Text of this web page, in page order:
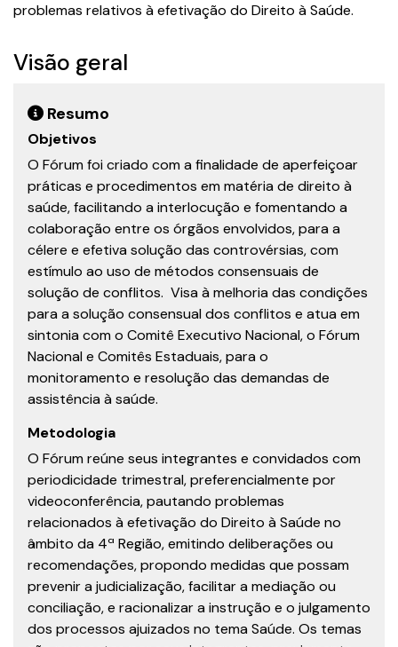
problemas relativos à efetivação do Direito à Saúde.
Visão geral
Resumo
Objetivos
O Fórum foi criado com a finalidade de aperfeiçoar
práticas e procedimentos em matéria de direito à
saúde, facilitando a interlocução e fomentando a
colaboração entre os órgãos envolvidos, para a
célere e efetiva solução das controvérsias, com
estímulo ao uso de métodos consensuais de
solução de conflitos. Visa à melhoria das condições
para a solução consensual dos conflitos e atua em
sintonia com o Comitê Executivo Nacional, o Fórum
Nacional e Comitês Estaduais, para o
monitoramento e resolução das demandas de
assistência à saúde.
Metodologia
O Fórum reúne seus integrantes e convidados com
periodicidade trimestral, preferencialmente por
videoconferência, pautando problemas
relacionados à efetivação do Direito à Saúde no
âmbito da 4ª Região, emitindo deliberações ou
recomendações, propondo medidas que possam
prevenir a judicialização, facilitar a mediação ou
conciliação, e racionalizar a instrução e o julgamento
dos processos ajuizados no tema Saúde. Os temas